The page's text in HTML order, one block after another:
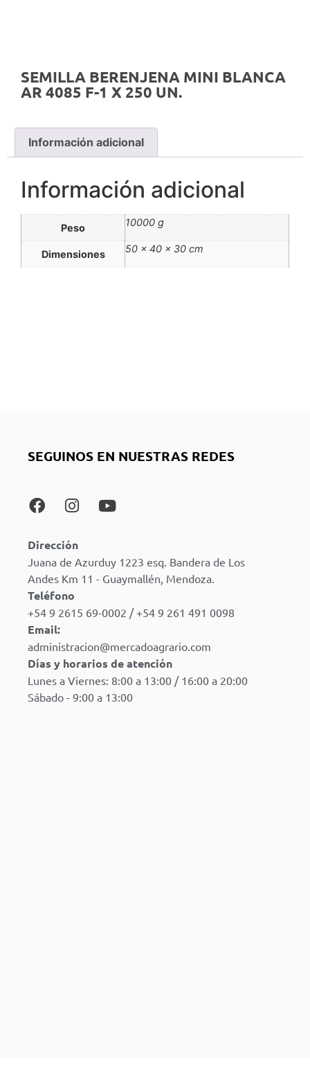
SEMILLA BERENJENA MINI BLANCA
AR 4085 F-1 X 250 UN.
Información adicional
Información adicional
Peso 10000 g
Dimensiones 50 × 40 × 30 cm
SEGUINOS EN NUESTRAS REDES
Dirección
Juana de Azurduy 1223 esq. Bandera de Los
Andes Km 11 - Guaymallén, Mendoza.
Teléfono
+54 9 2615 69-0002 / +54 9 261 491 0098
Email:
administracion@mercadoagrario.com
Días y horarios de atención
Lunes a Viernes: 8:00 a 13:00 / 16:00 a 20:00
Sábado - 9:00 a 13:00